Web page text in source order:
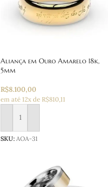
Aliança em Ouro Amarelo 18k,
5mm
R$8.100,00
em até 12x de R$810,11
Adicionar ao carrinho
SKU: AOA-31